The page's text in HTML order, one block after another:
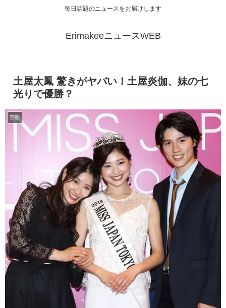
毎日話題のニュースをお届けします
ErimakeeニュースWEB
土屋太鳳 驚きがヤバい！土屋炎伽、妹の七
光りで優勝？
芸能